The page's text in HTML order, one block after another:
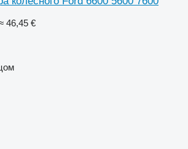
46,45 €